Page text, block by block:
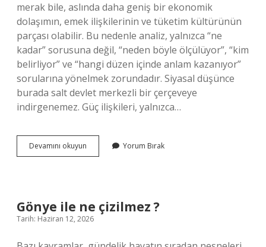
merak bile, aslında daha geniş bir ekonomik
dolaşımın, emek ilişkilerinin ve tüketim kültürünün
parçası olabilir. Bu nedenle analiz, yalnızca “ne
kadar” sorusuna değil, “neden böyle ölçülüyor”, “kim
belirliyor” ve “hangi düzen içinde anlam kazanıyor”
sorularına yönelmek zorundadır. Siyasal düşünce
burada salt devlet merkezli bir çerçeveye
indirgenemez. Güç ilişkileri, yalnızca…
Devamını okuyun
perde
Yorum Bırak
Gönye ile ne çizilmez ?
Tarih: Haziran 12, 2026